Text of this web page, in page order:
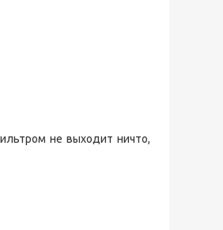
не выходит ничто,